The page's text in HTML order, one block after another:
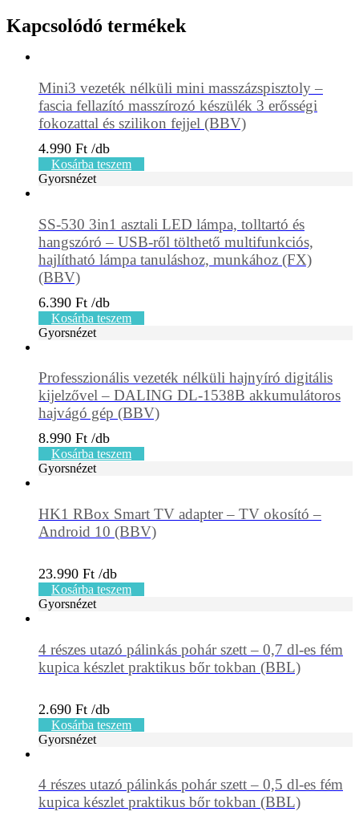
Kapcsolódó termékek
Mini3 vezeték nélküli mini masszázspisztoly –
fascia fellazító masszírozó készülék 3 erősségi
fokozattal és szilikon fejjel (BBV)
4.990 Ft
Kosárba teszem
Gyorsnézet
SS-530 3in1 asztali LED lámpa, tolltartó és
hangszóró – USB-ről tölthető multifunkciós,
hajlítható lámpa tanuláshoz, munkához (FX)
(BBV)
6.390 Ft
Kosárba teszem
Gyorsnézet
Professzionális vezeték nélküli hajnyíró digitális
kijelzővel – DALING DL-1538B akkumulátoros
hajvágó gép (BBV)
8.990 Ft
Kosárba teszem
Gyorsnézet
HK1 RBox Smart TV adapter – TV okosító –
Android 10 (BBV)
23.990 Ft
Kosárba teszem
Gyorsnézet
4 részes utazó pálinkás pohár szett – 0,7 dl-es fém
kupica készlet praktikus bőr tokban (BBL)
2.690 Ft
Kosárba teszem
Gyorsnézet
4 részes utazó pálinkás pohár szett – 0,5 dl-es fém
kupica készlet praktikus bőr tokban (BBL)